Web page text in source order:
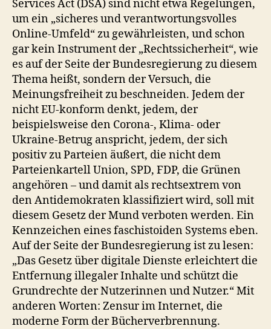
Services Act (DSA) sind nicht etwa Regelungen,
um ein „sicheres und verantwortungsvolles
Online-Umfeld“ zu gewährleisten, und schon
gar kein Instrument der „Rechtssicherheit“, wie
es auf der Seite der Bundesregierung zu diesem
Thema heißt, sondern der Versuch, die
Meinungsfreiheit zu beschneiden. Jedem der
nicht EU-konform denkt, jedem, der
beispielsweise den Corona-, Klima- oder
Ukraine-Betrug anspricht, jedem, der sich
positiv zu Parteien äußert, die nicht dem
Parteienkartell Union, SPD, FDP, die Grünen
angehören – und damit als rechtsextrem von
den Antidemokraten klassifiziert wird, soll mit
diesem Gesetz der Mund verboten werden. Ein
Kennzeichen eines faschistoiden Systems eben.
Auf der Seite der Bundesregierung ist zu lesen:
„Das Gesetz über digitale Dienste erleichtert die
Entfernung illegaler Inhalte und schützt die
Grundrechte der Nutzerinnen und Nutzer.“ Mit
anderen Worten: Zensur im Internet, die
moderne Form der Bücherverbrennung.